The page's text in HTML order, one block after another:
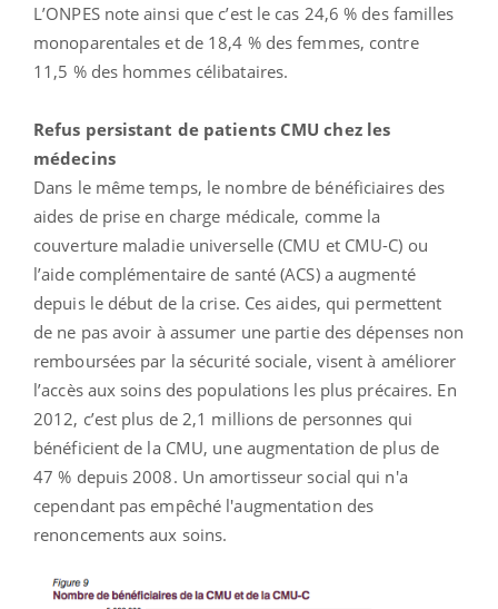
L’ONPES note ainsi que c’est le cas 24,6 % des familles
monoparentales et de 18,4 % des femmes, contre
11,5 % des hommes célibataires.
Refus persistant de patients CMU chez les
médecins
Dans le même temps, le nombre de bénéficiaires des
aides de prise en charge médicale, comme la
couverture maladie universelle (CMU et CMU-C) ou
l’aide complémentaire de santé (ACS) a augmenté
depuis le début de la crise. Ces aides, qui permettent
de ne pas avoir à assumer une partie des dépenses non
remboursées par la sécurité sociale, visent à améliorer
l’accès aux soins des populations les plus précaires. En
2012, c’est plus de 2,1 millions de personnes qui
bénéficient de la CMU, une augmentation de plus de
47 % depuis 2008. Un amortisseur social qui n'a
cependant pas empêché l'augmentation des
renoncements aux soins.